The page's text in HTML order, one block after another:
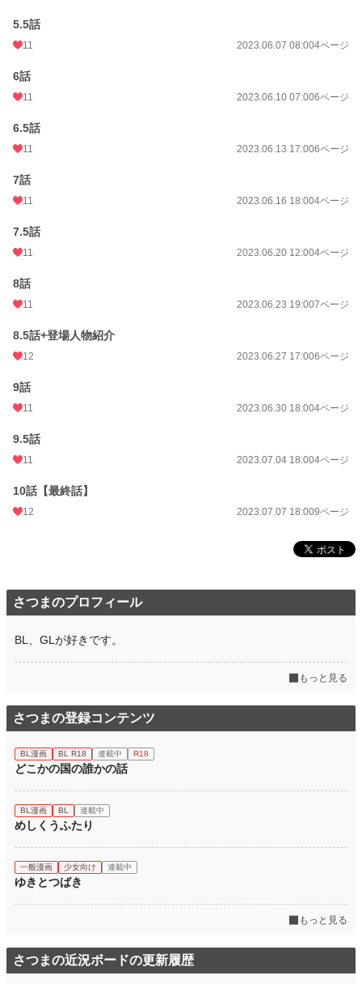
5.5話
11 2023.06.07 08:004ページ
6話
11 2023.06.10 07:006ページ
6.5話
11 2023.06.13 17:006ページ
7話
11 2023.06.16 18:004ページ
7.5話
11 2023.06.20 12:004ページ
8話
11 2023.06.23 19:007ページ
8.5話+登場人物紹介
12 2023.06.27 17:006ページ
9話
11 2023.06.30 18:004ページ
9.5話
11 2023.07.04 18:004ページ
10話【最終話】
12 2023.07.07 18:009ページ
さつまのプロフィール
BL、GLが好きです。
もっと見る
さつまの登録コンテンツ
BL漫画 BL R18 連載中 R18
どこかの国の誰かの話
BL漫画 BL 連載中
めしくうふたり
一般漫画 少女向け 連載中
ゆきとつばき
もっと見る
さつまの近況ボードの更新履歴